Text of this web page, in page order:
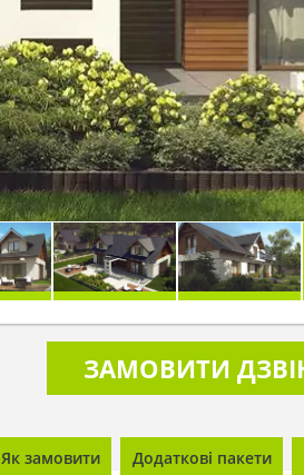
ЗАМОВИТИ
Як замовити Додаткові пакети